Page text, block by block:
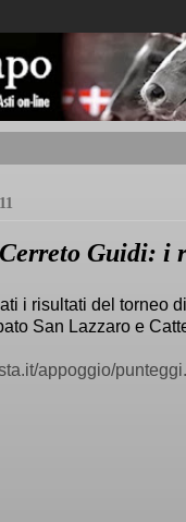
Guidi: i
i risultati del torneo
San Lazzaro e
appoggio/